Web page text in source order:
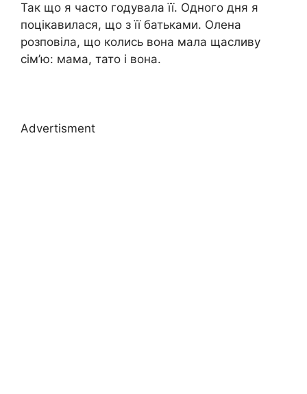
Так що я часто годувала її. Одного дня я
поцікавилася, що з її батьками. Олена
розповіла, що колись вона мала щасливу
сім’ю: мама, тато і вона.
Advertisment